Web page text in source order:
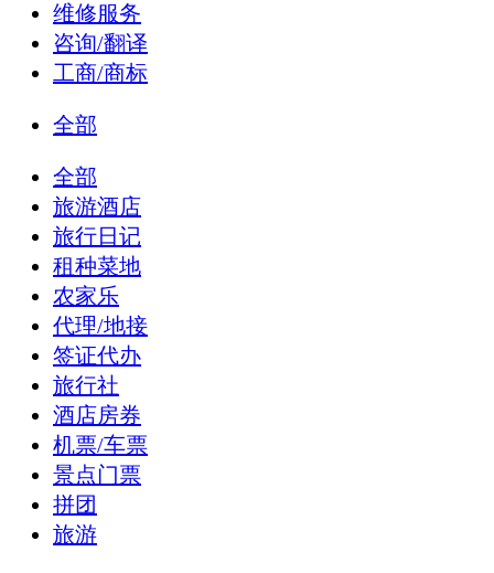
维修服务
咨询/翻译
工商/商标
全部
全部
旅游酒店
旅行日记
租种菜地
农家乐
代理/地接
签证代办
旅行社
酒店房券
机票/车票
景点门票
拼团
旅游